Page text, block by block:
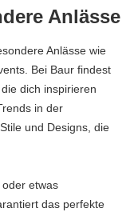
Anlässe
Anlässe wie
Bei Baur findest
dich inspirieren
in der
und Designs, die
etwas
das perfekte